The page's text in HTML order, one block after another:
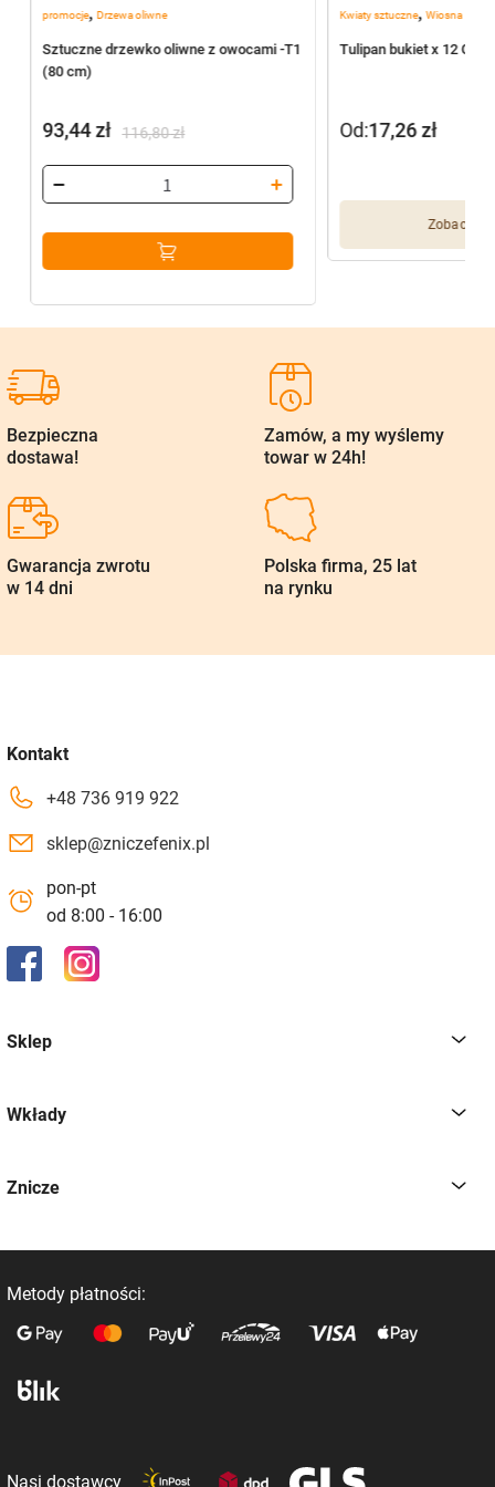
promocje, Drzewa oliwne
Sztuczne drzewko oliwne z owocami -T1
(80 cm)
116,80zł
cena
wynosiła:
116,80 zł.
93,44zł
cena
wynosi:
93,44 zł.
Kwiaty sztuczne,Wiosna
Tulipan bukiet x 12
Zobacz
Od:17,26zł
Bezpieczna
dostawa!
Zamów, a my wyślemy
towar w 24h!
Gwarancja zwrotu
w 14 dni
Polska firma, 25 lat
na rynku
Kontakt
+48 736 919 922
sklep@zniczefenix.pl
pon-pt
od 8:00 - 16:00
Sklep
Wkłady
Znicze
Metody płatności:
Nasi dostawcy